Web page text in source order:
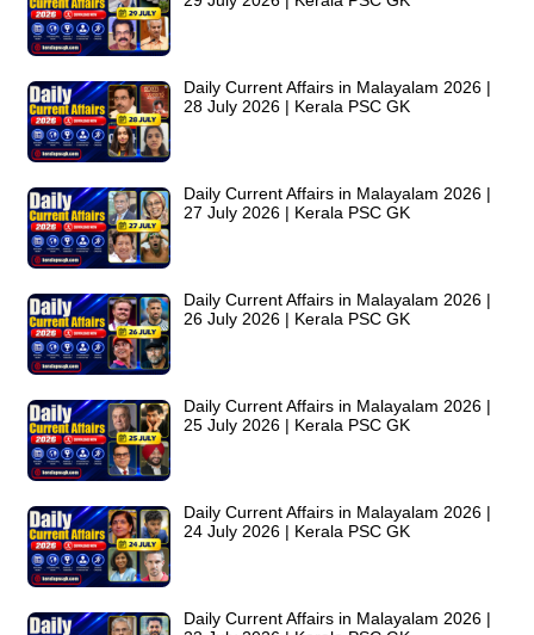
Daily Current Affairs in Malayalam 2026 |
28 July 2026 | Kerala PSC GK
Daily Current Affairs in Malayalam 2026 |
27 July 2026 | Kerala PSC GK
Daily Current Affairs in Malayalam 2026 |
26 July 2026 | Kerala PSC GK
Daily Current Affairs in Malayalam 2026 |
25 July 2026 | Kerala PSC GK
Daily Current Affairs in Malayalam 2026 |
24 July 2026 | Kerala PSC GK
Daily Current Affairs in Malayalam 2026 |